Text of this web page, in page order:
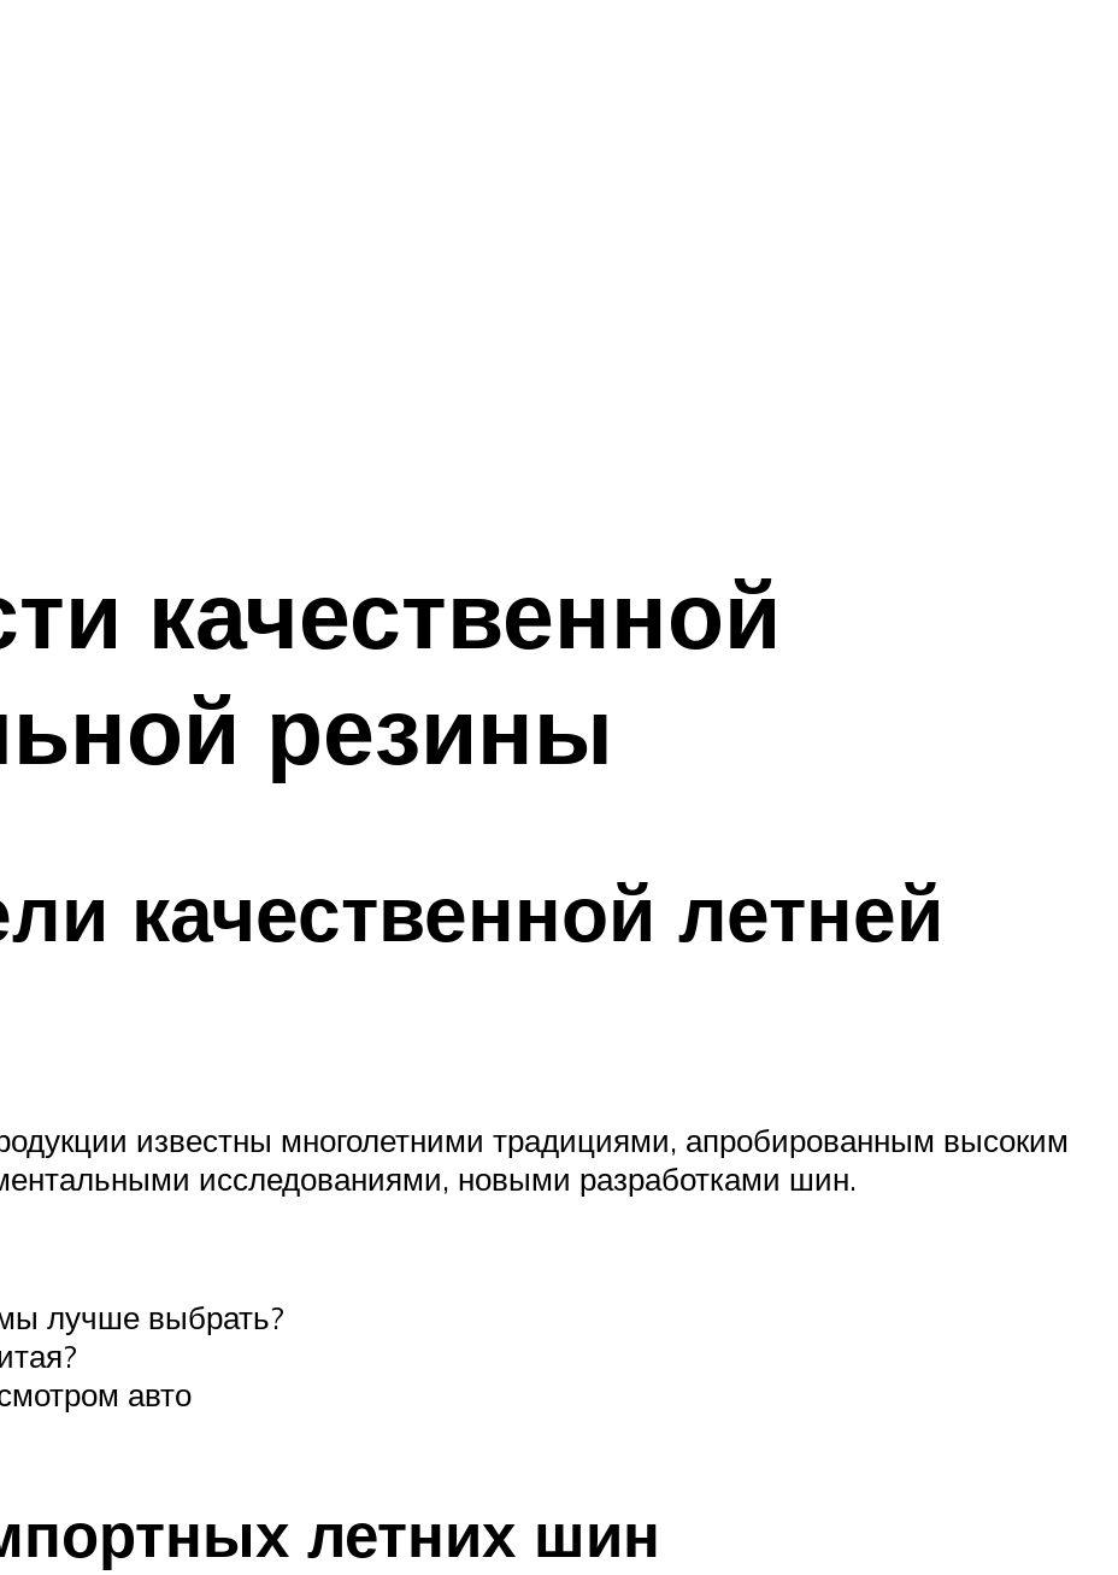
качественной
резины
качественной летней
известны многолетними традициями, апробированным высоким
исследованиями, новыми разработками шин.
лучше выбрать?
авто
летних шин